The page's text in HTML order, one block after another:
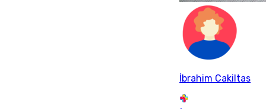
İbrahim Cakiltas